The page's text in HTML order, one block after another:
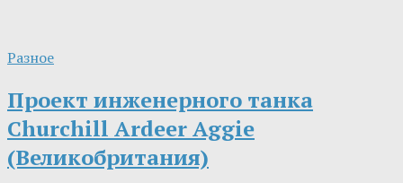
Разное
Проект инженерного танка
Churchill Ardeer Aggie
(Великобритания)